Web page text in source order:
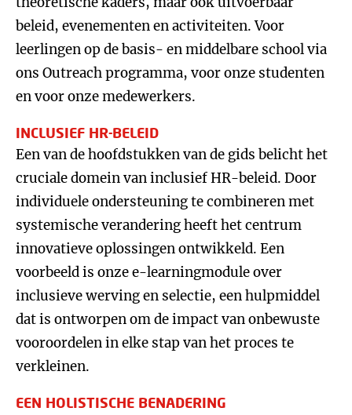
beleid, evenementen en activiteiten. Voor
leerlingen op de basis- en middelbare school via
ons Outreach programma, voor onze studenten
en voor onze medewerkers.
INCLUSIEF HR-BELEID
Een van de hoofdstukken van de gids belicht het
cruciale domein van inclusief HR-beleid. Door
individuele ondersteuning te combineren met
systemische verandering heeft het centrum
innovatieve oplossingen ontwikkeld. Een
voorbeeld is onze e-learningmodule over
inclusieve werving en selectie, een hulpmiddel
dat is ontworpen om de impact van onbewuste
vooroordelen in elke stap van het proces te
verkleinen.
EEN HOLISTISCHE BENADERING